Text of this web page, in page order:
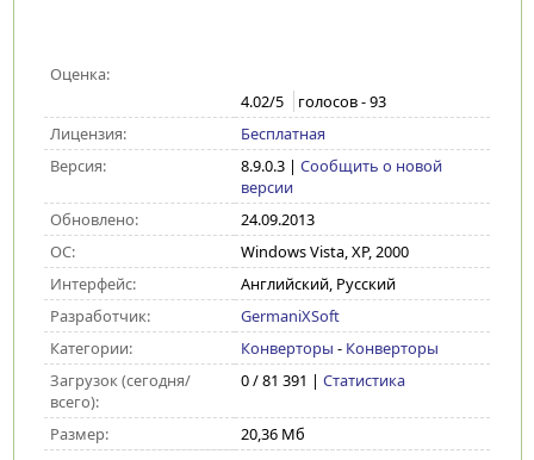
Оценка:
4.02/5 голосов -93
Лицензия:
Бесплатная
Версия:
8.9.0.3| Сообщить о новой
версии
Обновлено:
24.09.2013
ОС:
Windows Vista, XP, 2000
Интерфейс:
Английский, Русский
Разработчик:
GermaniXSoft
Категории:
Конверторы - Конверторы
Загрузок (сегодня/
всего):
0 / 81 391 | Статистика
Размер: 20,36 Мб